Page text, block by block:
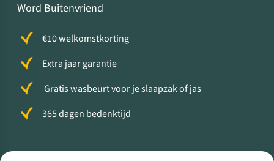
Word Buitenvriend
€10 welkomstkorting
Extra jaar garantie
Gratis wasbeurt voor je slaapzak of jas
365 dagen bedenktijd